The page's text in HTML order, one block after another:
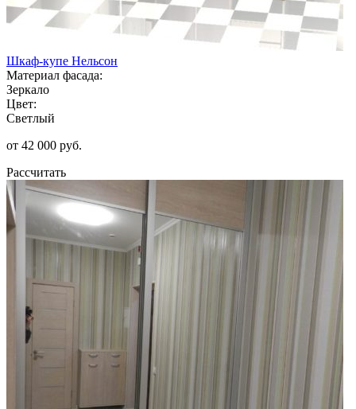
Шкаф-купе Нельсон
Материал фасада:
Зеркало
Цвет:
Светлый
от 42 000 руб.
Рассчитать